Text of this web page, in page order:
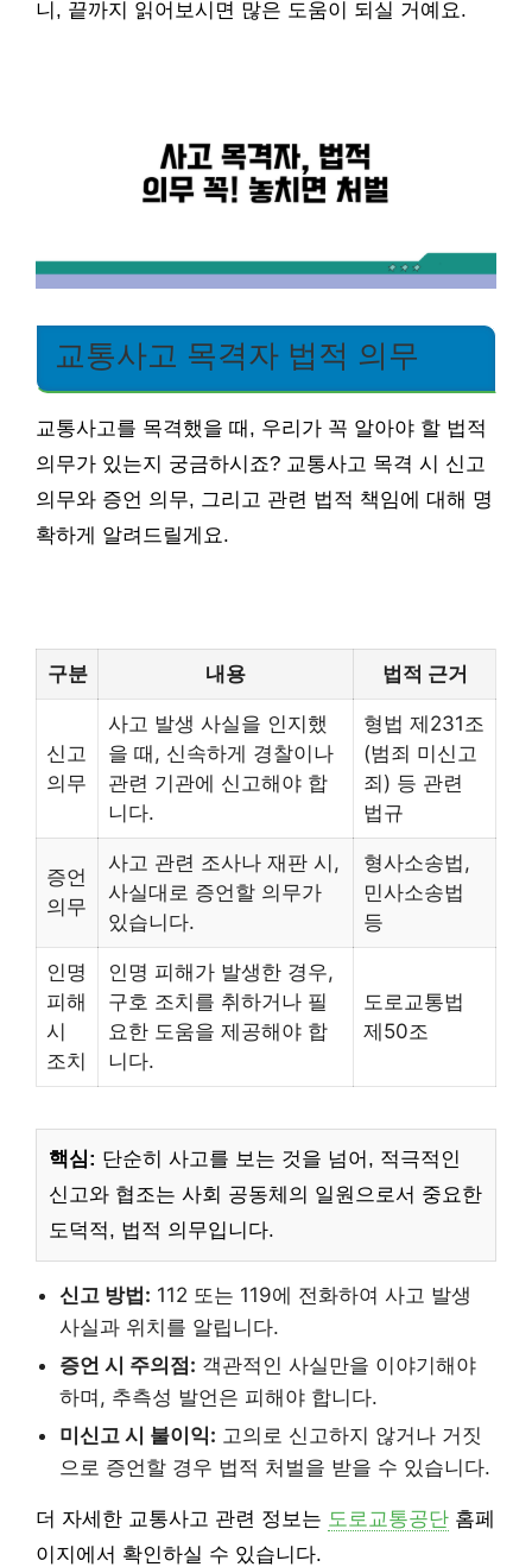
니, 끝까지 읽어보시면 많은 도움이 되실 거예요.
교통사고 목격자 법적 의무
교통사고를 목격했을 때, 우리가 꼭 알아야 할 법적
의무가 있는지 궁금하시죠? 교통사고 목격 시 신고
의무와 증언 의무, 그리고 관련 법적 책임에 대해 명
확하게 알려드릴게요.
구분 내용 법적 근거
신고
의무
사고 발생 사실을 인지했
을 때, 신속하게 경찰이나
관련 기관에 신고해야 합
니다.
형법 제231조
(범죄 미신고
죄) 등 관련
법규
증언
의무
사고 관련 조사나 재판 시,
사실대로 증언할 의무가
있습니다.
형사소송법,
민사소송법
등
인명
피해
시
조치
인명 피해가 발생한 경우,
구호 조치를 취하거나 필
요한 도움을 제공해야 합
니다.
도로교통법
제50조
핵심: 단순히 사고를 보는 것을 넘어, 적극적인
신고와 협조는 사회 공동체의 일원으로서 중요한
도덕적, 법적 의무입니다.
신고 방법: 112 또는 119에 전화하여 사고 발생
사실과 위치를 알립니다.
증언 시 주의점: 객관적인 사실만을 이야기해야
하며, 추측성 발언은 피해야 합니다.
미신고 시 불이익: 고의로 신고하지 않거나 거짓
으로 증언할 경우 법적 처벌을 받을 수 있습니다.
더 자세한 교통사고 관련 정보는 도로교통공단 홈페
이지에서 확인하실 수 있습니다.